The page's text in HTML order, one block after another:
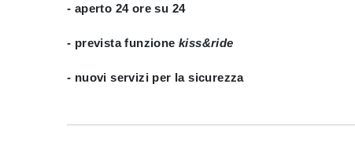
- aperto 24 ore su 24
- prevista funzione kiss&ride
- nuovi servizi per la sicurezza